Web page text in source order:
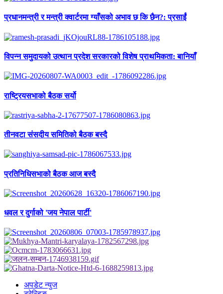
प्रधानमन्त्री र मन्त्री क्वार्टरमा ग्याँसको अभाव छ कि छैन?: प्रसाईं
विपन्न समुदायको उत्थान प्रदेश सरकारको विशेष प्राथमिकता: बानियाँ
राष्ट्रियसभाको बैठक सर्यो
तीनवटा संसदीय समितिको बैठक बस्दै
प्रतिनिधिसभाको बैठक आज बस्दै
धवल र दुर्गाको 'जय नेपाल पार्टी'
अपडेट न्युज